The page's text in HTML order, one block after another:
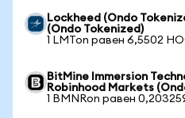
Lockheed (Ondo
(Ondo Tokenized)
1 LMTon равен 6,5502
BitMine Immersion
Robinhood Markets
1 BMNRon равен